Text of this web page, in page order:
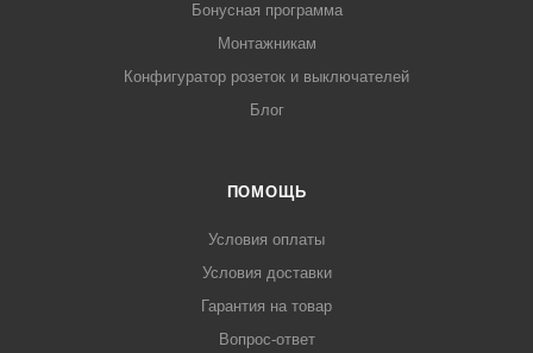
Бонусная программа
Монтажникам
Конфигуратор розеток и выключателей
Блог
ПОМОЩЬ
Условия оплаты
Условия доставки
Гарантия на товар
Вопрос-ответ